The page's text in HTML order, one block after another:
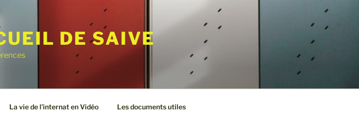
DE SAIVE
La vie de l’internat en Vidéo Les documents utiles